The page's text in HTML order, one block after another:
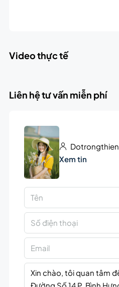
Video thực tế
Liên hệ tư vấn miễn phí
Dotrongthien
Xem tin